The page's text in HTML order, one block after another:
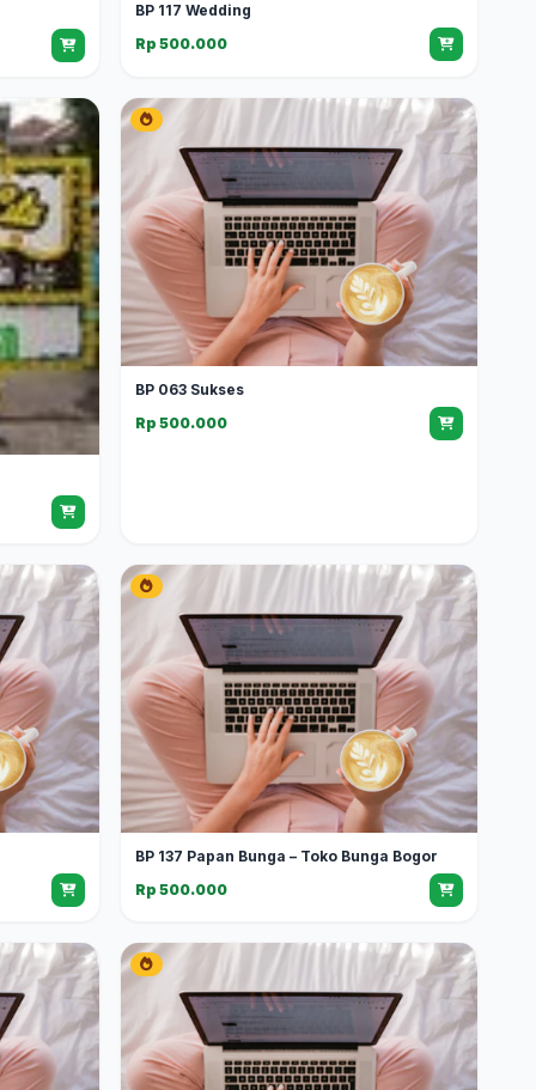
BP 117 Wedding
Rp 500.000
BP 063 Sukses
Rp 500.000
BP 137 Papan Bunga – Toko Bunga Bogor
Rp 500.000